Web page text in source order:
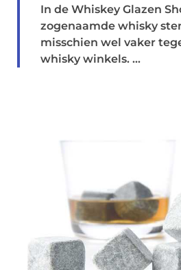
In de Whiskey Glazen
zogenaamde whisky
misschien wel vaker
whisky winkels. ...